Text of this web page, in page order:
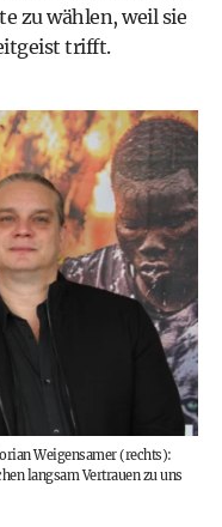
zu wählen, weil sie
trifft.
Weigensamer (rechts):
langsam Vertrauen zu uns